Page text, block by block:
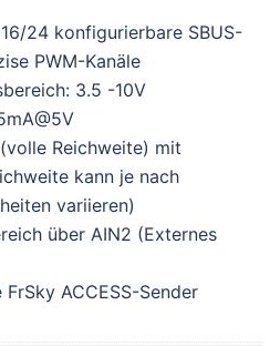
24 konfigurierbare SBUS-
PWM-Kanäle
3.5 -10V
Reichweite) mit
kann je nach
variieren)
über AIN2 (Externes
ACCESS-Sender